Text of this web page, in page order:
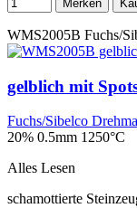
Merken
WMS2005B Fuchs/
gelblich mit
Fuchs/Sibelco
20% 0.5mm 1250°C
Alles Lesen
schamottierte